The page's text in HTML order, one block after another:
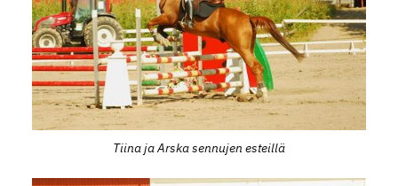
Tiina ja Arska sennujen esteillä